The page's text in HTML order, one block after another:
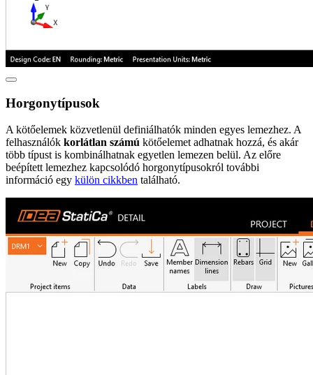
Horgonytípusok
​A kötőelemek közvetlenül definiálhatók minden egyes lemezhez. A
felhasználók korlátlan számú kötőelemet adhatnak hozzá, és akár
több típust is kombinálhatnak egyetlen lemezen belül. Az előre
beépített lemezhez kapcsolódó horgonytípusokról további
információ egy külön cikkben található.